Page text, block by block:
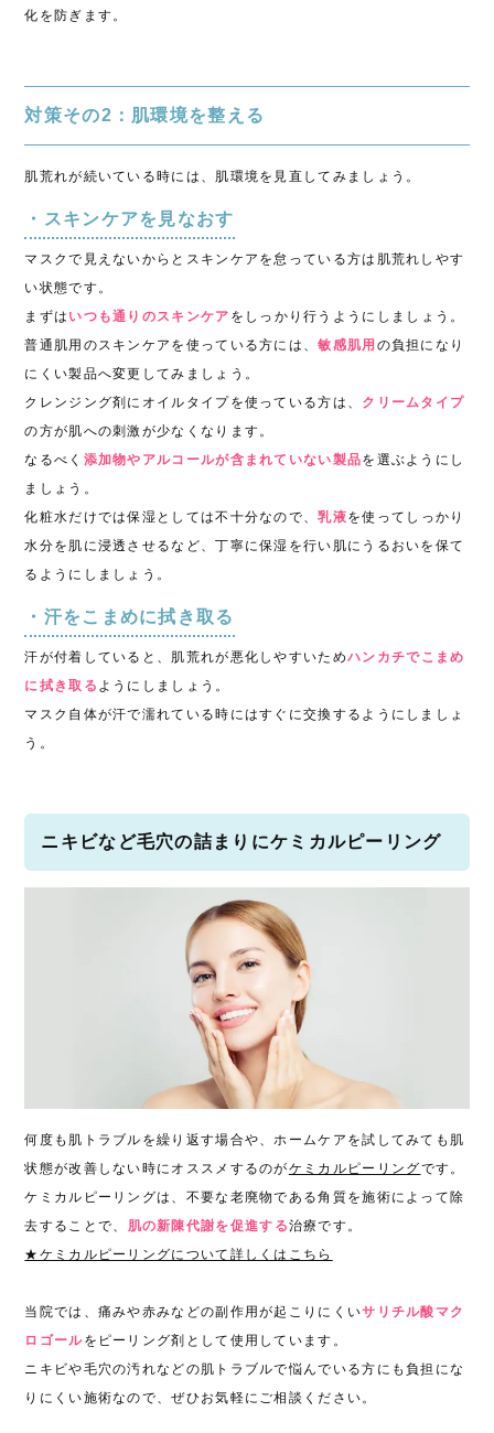
化を防ぎます。
対策その2：肌環境を整える
肌荒れが続いている時には、肌環境を見直してみましょう。
・スキンケアを見なおす
マスクで見えないからとスキンケアを怠っている方は肌荒れしやす
い状態です。
まずは いつも通りのスキンケア をしっかり行うようにしましょう。
普通肌用のスキンケアを使っている方には、敏感肌用 の負担になり
にくい製品へ変更してみましょう。
クレンジング剤にオイルタイプを使っている方は、 クリームタイプ
の方が肌への刺激が少なくなります。
なるべく 添加物やアルコールが含まれていない製品を選ぶようにし
ましょう。
化粧水だけでは保湿としては不十分なので、乳液を使ってしっかり
水分を肌に浸透させるなど、丁寧に保湿を行い肌にうるおいを保て
るようにしましょう。
・汗をこまめに拭き取る
汗が付着していると、肌荒れが悪化しやすいためハンカチでこまめ
に拭き取る ようにしましょう。
マスク自体が汗で濡れている時にはすぐに交換するようにしましょ
う。
ニキビなど毛穴の詰まりにケミカルピーリング
何度も肌トラブルを繰り返す場合や、ホームケアを試してみても肌
状態が改善しない時にオススメするのがケミカルピーリングです。
ケミカルピーリングは、不要な老廃物である角質を施術によって除
去することで、
肌の新陳代謝を促進する治療です。
★ケミカルピーリングについて詳しくはこちら
当院では、痛みや赤みなどの副作用が起こりにくいサリチル酸マク
ロゴールをピーリング剤として使用しています。
ニキビや毛穴の汚れなどの肌トラブルで悩んでいる方にも負担にな
りにくい施術なので、ぜひお気軽にご相談ください。